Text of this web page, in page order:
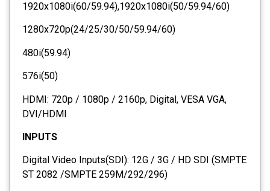
1920x1080i(60/59.94),1920x1080i(50/59.94/60)
1280x720p(24/25/30/50/59.94/60)
480i(59.94)
576i(50)
HDMI: 720p / 1080p / 2160p, Digital, VESA VGA,
DVI/HDMI
INPUTS
Digital Video Inputs(SDI): 12G / 3G / HD SDI (SMPTE
ST 2082 /SMPTE 259M/292/296)